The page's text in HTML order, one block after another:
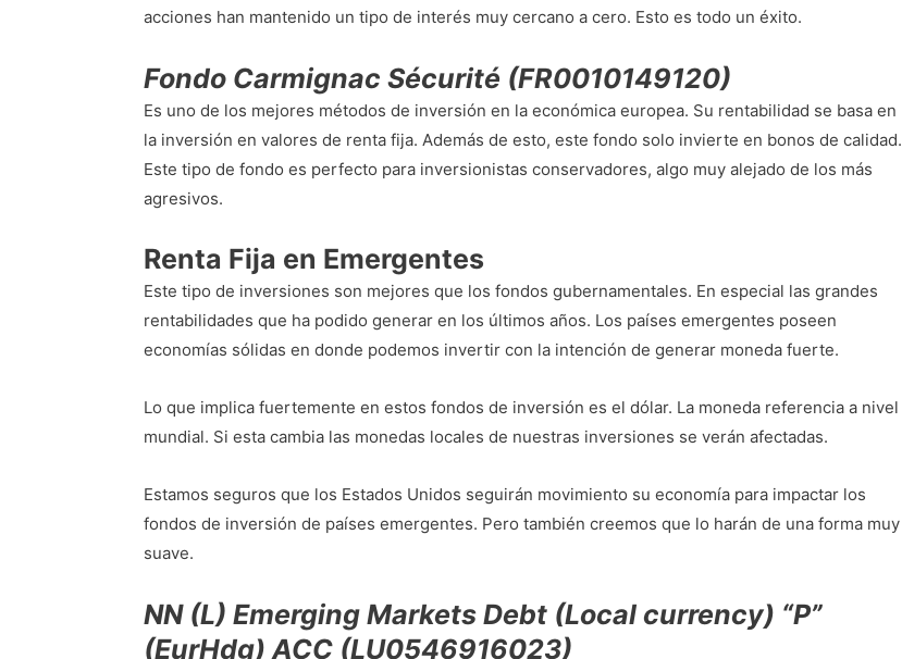
acciones han mantenido un tipo de interés muy cercano a cero. Esto es todo un éxito.
Fondo Carmignac Sécurité (FR0010149120)
Es uno de los mejores métodos de inversión en la económica europea. Su rentabilidad se basa en
la inversión en valores de renta fija. Además de esto, este fondo solo invierte en bonos de calidad.
Este tipo de fondo es perfecto para inversionistas conservadores, algo muy alejado de los más
agresivos.
Renta Fija en Emergentes
Este tipo de inversiones son mejores que los fondos gubernamentales. En especial las grandes
rentabilidades que ha podido generar en los últimos años. Los países emergentes poseen
economías sólidas en donde podemos invertir con la intención de generar moneda fuerte.
Lo que implica fuertemente en estos fondos de inversión es el dólar. La moneda referencia a nivel
mundial. Si esta cambia las monedas locales de nuestras inversiones se verán afectadas.
Estamos seguros que los Estados Unidos seguirán movimiento su economía para impactar los
fondos de inversión de países emergentes. Pero también creemos que lo harán de una forma muy
suave.
NN (L) Emerging Markets Debt (Local currency) “P”
(EurHdg) ACC (LU0546916023)